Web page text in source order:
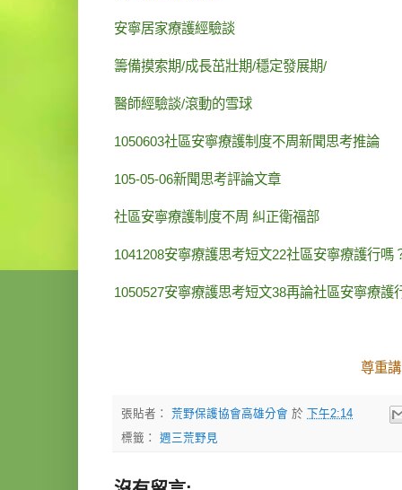
安寧居家療護經驗談
籌備摸索期/成長茁壯期/穩定發展期/
醫師經驗談/滾動的雪球
1050603社區安寧療護制度不周新聞思考推論
105-05-06新聞思考評論文章
社區安寧療護制度不周 糾正衛福部
1041208安寧療護思考短文22社區安寧療護行
1050527安寧療護思考短文38再論社區安寧療護
尊重
張貼者： 荒野保護協會高雄分會 於 下午2:14
標籤： 週三荒野見